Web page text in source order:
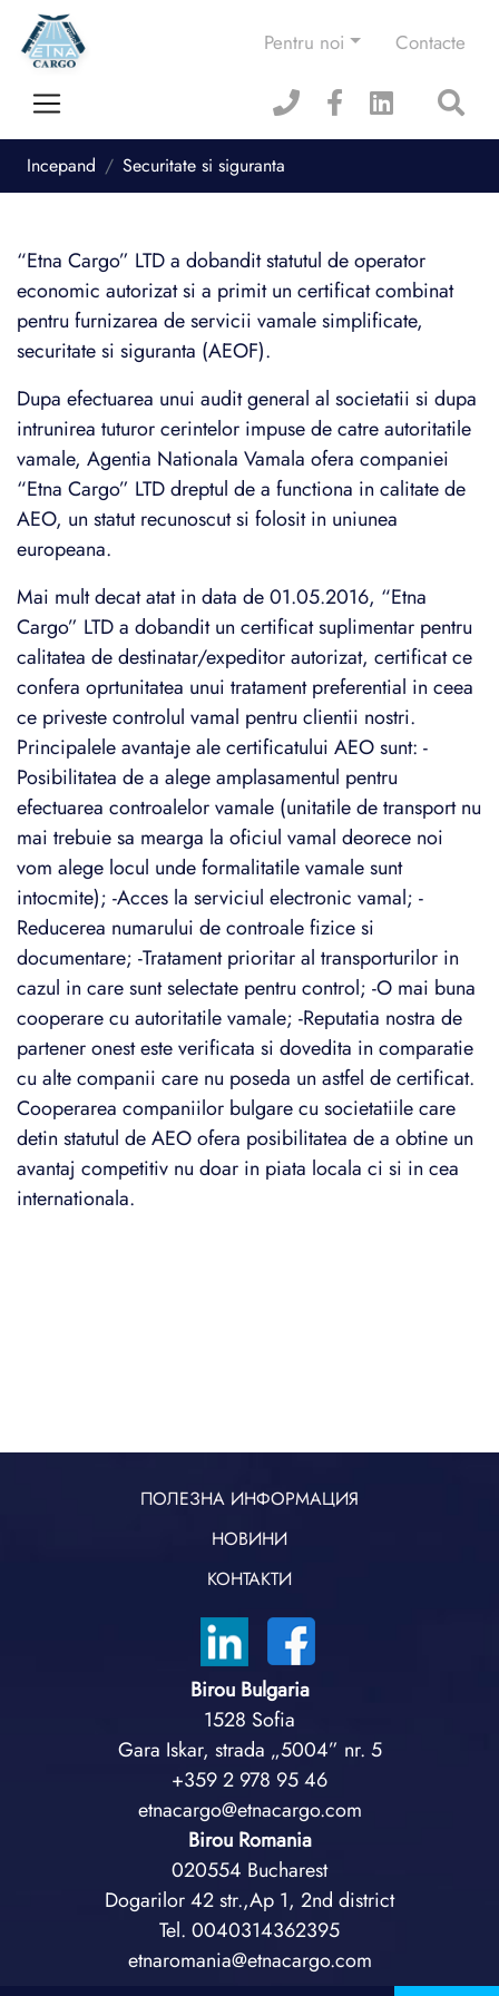
Pentru noi Contacte
Incepand Securitate si siguranta
“Etna Cargo” LTD a dobandit statutul de operator
economic autorizat si a primit un certificat combinat
pentru furnizarea de servicii vamale simplificate,
securitate si siguranta (AEOF).
Dupa efectuarea unui audit general al societatii si dupa
intrunirea tuturor cerintelor impuse de catre autoritatile
vamale, Agentia Nationala Vamala ofera companiei
“Etna Cargo” LTD dreptul de a functiona in calitate de
AEO, un statut recunoscut si folosit in uniunea
europeana.
Mai mult decat atat in data de 01.05.2016, “Etna
Cargo” LTD a dobandit un certificat suplimentar pentru
calitatea de destinatar/expeditor autorizat, certificat ce
confera oprtunitatea unui tratament preferential in ceea
ce priveste controlul vamal pentru clientii nostri.
Principalele avantaje ale certificatului AEO sunt: -
Posibilitatea de a alege amplasamentul pentru
efectuarea controalelor vamale (unitatile de transport nu
mai trebuie sa mearga la oficiul vamal deorece noi
vom alege locul unde formalitatile vamale sunt
intocmite); -Acces la serviciul electronic vamal; -
Reducerea numarului de controale fizice si
documentare; -Tratament prioritar al transporturilor in
cazul in care sunt selectate pentru control; -O mai buna
cooperare cu autoritatile vamale; -Reputatia nostra de
partener onest este verificata si dovedita in comparatie
cu alte companii care nu poseda un astfel de certificat.
Cooperarea companiilor bulgare cu societatiile care
detin statutul de AEO ofera posibilitatea de a obtine un
avantaj competitiv nu doar in piata locala ci si in cea
internationala.
ПОЛЕЗНА ИНФОРМАЦИЯ
НОВИНИ
КОНТАКТИ
Birou Bulgaria
1528 Sofia
Gara Iskar, strada „5004” nr. 5
+359 2 978 95 46
etnacargo@etnacargo.com
Birou Romania
020554 Bucharest
Dogarilor 42 str.,Ap 1, 2nd district
Tel. 0040314362395
etnaromania@etnacargo.com